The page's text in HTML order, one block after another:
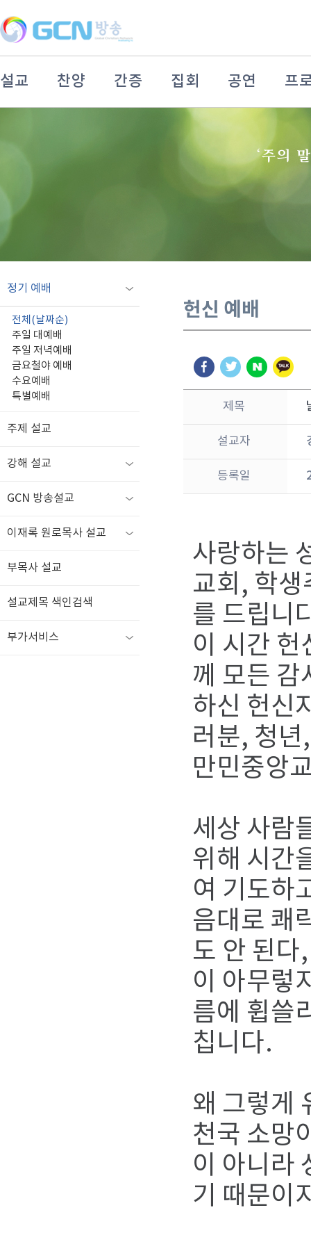
설교 찬양 간증 집회 공연 프
정기 예배
전체(날짜순)
주일 대예배
주일 저녁예배
금요철야 예배
수요예배
특별예배
주제 설교
강해 설교
GCN 방송설교
이재록 원로목사 설교
부목사 설교
설교제목 색인검색
부가서비스
헌신 예배
제목
설교자
등록일
사랑하는
교회, 학
를 드립니
이 시간
께 모든 감
하신 헌신
러분, 청
만민중앙
세상 사람
위해 시간
여 기도하
음대로 쾌
도 안 된다
이 아무렇
름에 휩쓸
칩니다.
왜 그렇게
천국 소망
이 아니라
기 때문이